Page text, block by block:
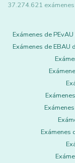
37.274.621
Exámenes de
Exámenes de EBAU
Exámenes